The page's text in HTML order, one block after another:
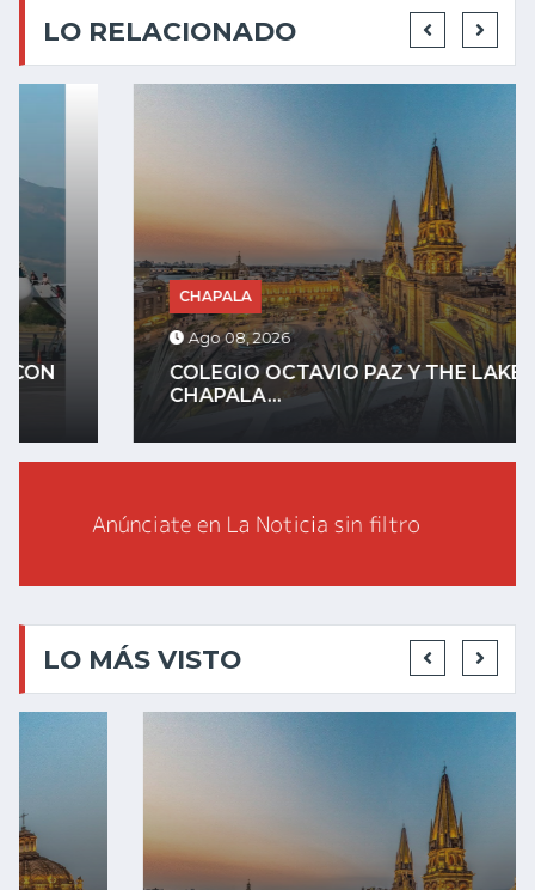
LO RELACIONADO
CHAPALA
Ago 08, 2026
COLEGIO OCTAVIO PAZ Y THE LAKE
LO MÁS VISTO